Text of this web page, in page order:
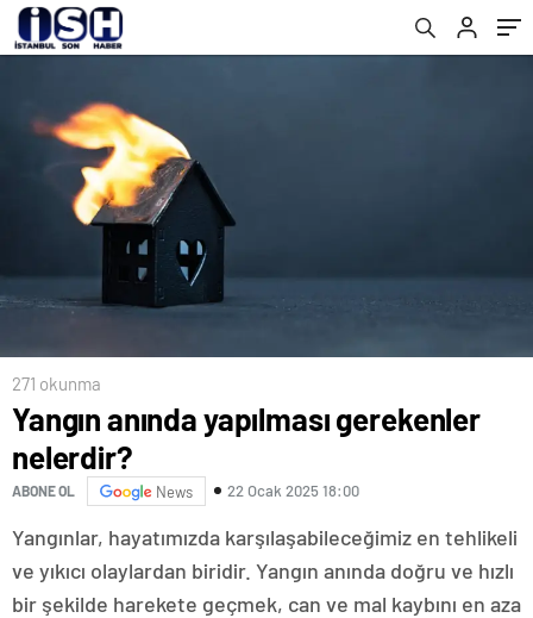
271 okunma
Yangın anında yapılması gerekenler
nelerdir?
ABONE OL News 22 Ocak 2025 18:00
Yangınlar, hayatımızda karşılaşabileceğimiz en tehlikeli
ve yıkıcı olaylardan biridir. Yangın anında doğru ve hızlı
bir şekilde harekete geçmek, can ve mal kaybını en aza
aşkıyla gününü gün ediyordu…